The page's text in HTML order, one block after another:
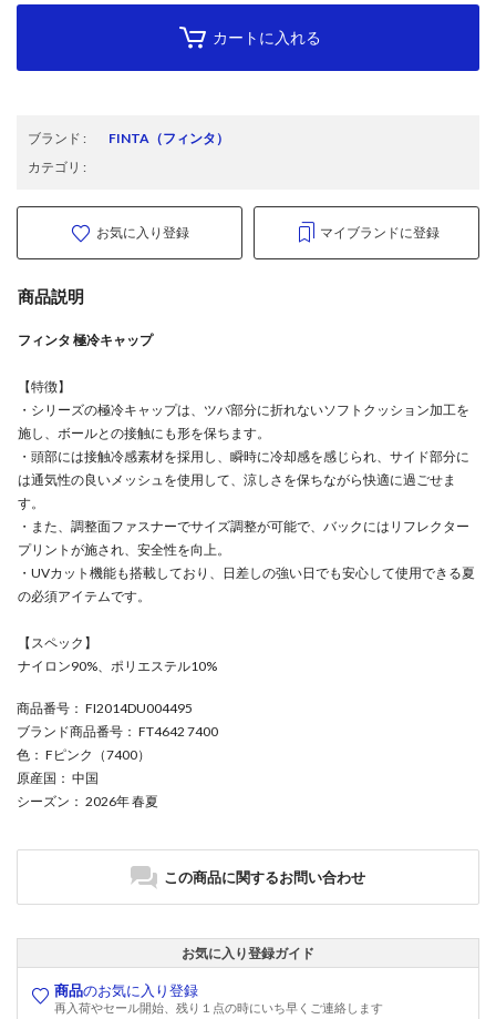
カートに入れる
ブランド : FINTA （フィンタ）
カテゴリ :
お気に入り登録 マイブランドに登録
商品説明
フィンタ 極冷キャップ
【特徴】
・シリーズの極冷キャップは、ツバ部分に折れないソフトクッション加工を
施し、ボールとの接触にも形を保ちます。
・頭部には接触冷感素材を採用し、瞬時に冷却感を感じられ、サイド部分に
は通気性の良いメッシュを使用して、涼しさを保ちながら快適に過ごせま
す。
・また、調整面ファスナーでサイズ調整が可能で、バックにはリフレクター
プリントが施され、安全性を向上。
・UVカット機能も搭載しており、日差しの強い日でも安心して使用できる夏
の必須アイテムです。
【スペック】
ナイロン90%、ポリエステル10%
商品番号 ： FI2014DU004495
ブランド商品番号 ： FT4642 7400
色 ： Fピンク（7400）
原産国 ： 中国
シーズン ： 2026年 春夏
この商品に関するお問い合わせ
お気に入り登録ガイド
商品のお気に入り登録
再入荷やセール開始、残り１点の時にいち早くご連絡します